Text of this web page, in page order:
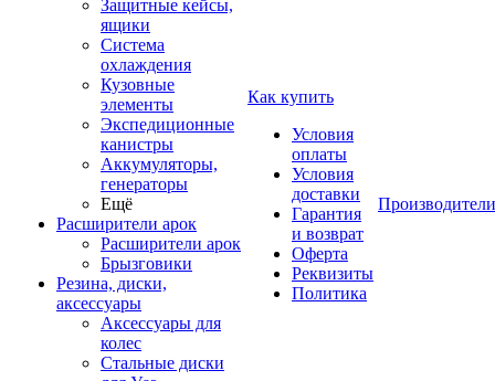
Защитные кейсы,
ящики
Система
охлаждения
Кузовные
элементы
Экспедиционные
канистры
Аккумуляторы,
генераторы
Ещё
Расширители арок
Расширители арок
Брызговики
Резина, диски,
аксессуары
Аксессуары для
колес
Стальные диски
Как купить
Условия
оплаты
Условия
доставки
Гарантия
и возврат
Оферта
Реквизиты
Политика
Производители